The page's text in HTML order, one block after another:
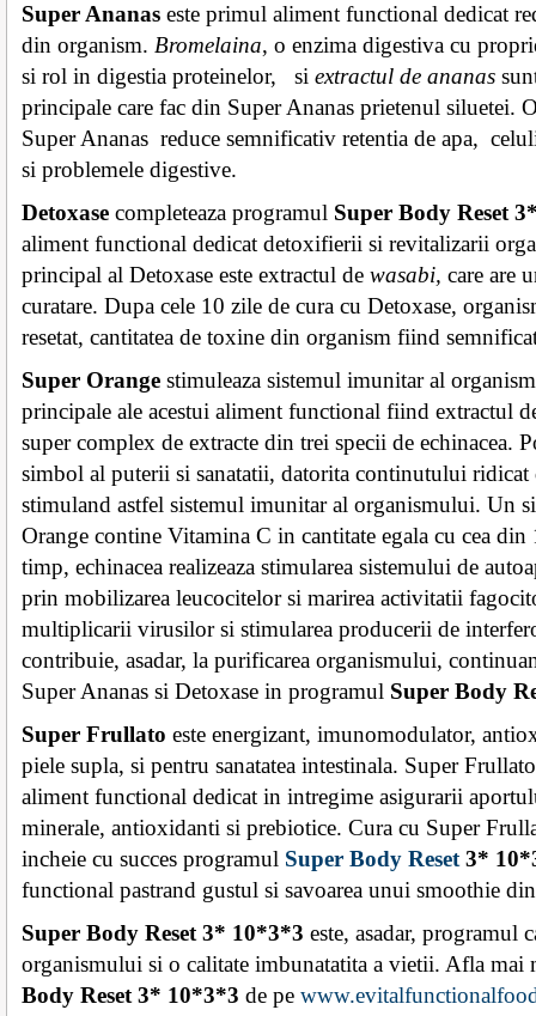
Super Ananas este primul aliment functional dedicat
din organism. Bromelaina, o enzima digestiva cu
si rol in digestia proteinelor, si extractul de ananas
principale care fac din Super Ananas prietenul siluetei.
Super Ananas reduce semnificativ retentia de apa,
si problemele digestive.
Detoxase completeaza programul Super Body Reset
aliment functional dedicat detoxifierii si revitalizarii
principal al Detoxase este extractul de wasabi, care are
curatare. Dupa cele 10 zile de cura cu Detoxase,
resetat, cantitatea de toxine din organism fiind
Super Orange stimuleaza sistemul imunitar al
principale ale acestui aliment functional fiind extractul
super complex de extracte din trei specii de echinacea.
simbol al puterii si sanatatii, datorita continutului
stimuland astfel sistemul imunitar al organismului. Un
Orange contine Vitamina C in cantitate egala cu cea din
timp, echinacea realizeaza stimularea sistemului de
prin mobilizarea leucocitelor si marirea activitatii
multiplicarii virusilor si stimularea producerii de
contribuie, asadar, la purificarea organismului,
Super Ananas si Detoxase in programul Super Body
Super Frullato este energizant, imunomodulator,
piele supla, si pentru sanatatea intestinala. Super
aliment functional dedicat in intregime asigurarii
minerale, antioxidanti si prebiotice. Cura cu Super
incheie cu succes programul Super Body Reset 3*
functional pastrand gustul si savoarea unui smoothie
Super Body Reset 3* 10*3*3 este, asadar, programul
organismului si o calitate imbunatatita a vietii. Afla mai
Body Reset 3* 10*3*3 de pe